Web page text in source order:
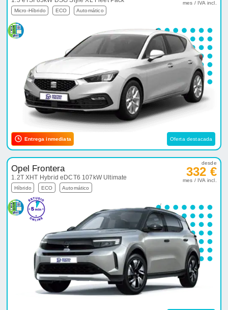
Micro-Híbrido ECO Automático
mes / IVA incl.
Entrega inmediata Oferta destacada
Opel Frontera
1.2T XHT Hybrid eDCT6 107kW Ultimate
Híbrido ECO Automático
desde
332 €
mes / IVA incl.